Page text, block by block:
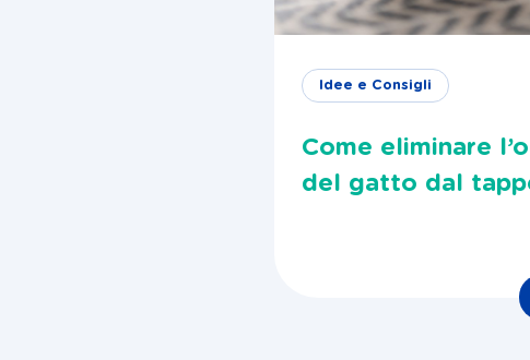
Idee e Consigli
Come eliminare
del gatto dal